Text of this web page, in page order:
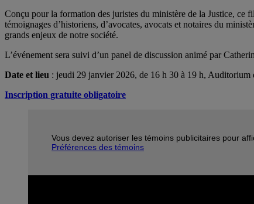
Conçu pour la formation des juristes du ministère de la Justice, ce
témoignages d’historiens, d’avocates, avocats et notaires du
grands enjeux de notre société.
L’événement sera suivi d’un panel de discussion animé par
Date et lieu : jeudi 29 janvier 2026, de 16 h 30 à 19 h,
Inscription gratuite obligatoire
Vous devez autoriser les témoins publicitaires pour
Préférences des témoins